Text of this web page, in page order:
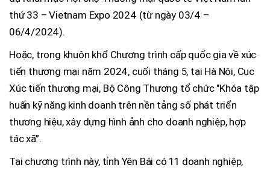
thứ 33 – Vietnam Expo 2024 (từ ngày 03/4 –
06/4/2024).
Hoặc, trong khuôn khổ Chương trình cấp quốc gia về xúc
tiến thương mại năm 2024, cuối tháng 5, tại Hà Nội, Cục
Xúc tiến thương mại, Bộ Công Thương tổ chức "Khóa tập
huấn kỹ năng kinh doanh trên nền tảng số phát triển
thương hiệu, xây dựng hình ảnh cho doanh nghiệp, hợp
tác xã”.
Tại chương trình này, tỉnh Yên Bái có 11 doanh nghiệp,